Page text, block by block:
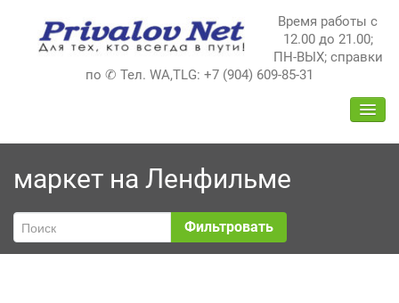
содержимому
Время работы с
12.00 до 21.00;
ПН-ВЫХ; справки
по ✆ Тел. WA,TLG: +7 (904) 609-85-31
маркет на Ленфильме
Фильтровать